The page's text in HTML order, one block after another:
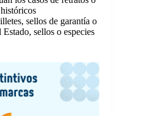
sellos de garantía o
sellos o especies